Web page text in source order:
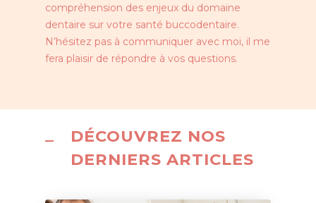
compréhension des enjeux du domaine
dentaire sur votre santé buccodentaire.
N’hésitez pas à communiquer avec moi, il me
fera plaisir de répondre à vos questions.
DÉCOUVREZ NOS
DERNIERS ARTICLES